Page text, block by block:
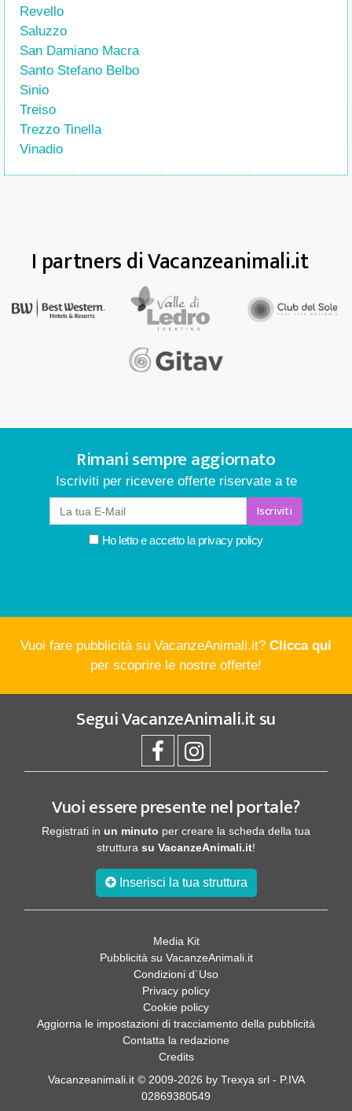
Revello
Saluzzo
San Damiano Macra
Santo Stefano Belbo
Sinio
Treiso
Trezzo Tinella
Vinadio
I partners di Vacanzeanimali.it
Rimani sempre aggiornato
Iscriviti per ricevere offerte riservate a te
Iscriviti
Ho letto e accetto laprivacy policy
Vuoi fare pubblicità su VacanzeAnimali.it? Clicca qui
per scoprire le nostre offerte!
SeguiVacanzeAnimali.itsu
Vuoi essere presente nel portale?
Registrati in un minuto per creare la scheda della tua
struttura su VacanzeAnimali.it!
Inserisci la tua struttura
Media Kit
Pubblicità su VacanzeAnimali.it
Condizioni d´Uso
Privacy policy
Cookie policy
Aggiorna le impostazioni di tracciamento della pubblicità
Contatta la redazione
Credits
Vacanzeanimali.it © 2009-2026 by Trexya srl - P.IVA
02869380549